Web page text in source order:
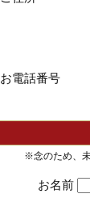
お電話番号
※念のため、
お名前